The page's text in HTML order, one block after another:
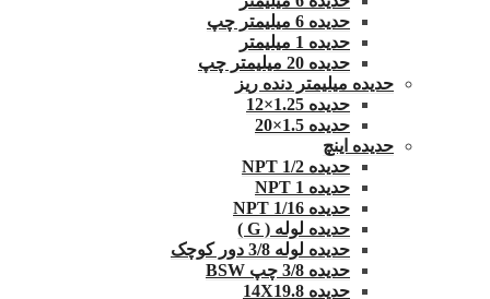
حدیده 6 میلیمتر چپ
حدیده 1 میلیمتر
حدیده 20 میلیمتر چپ
حدیده میلیمتر دنده ریز
حدیده 1.25×12
حدیده 1.5×20
حدیده اینچ
حدیده 1/2 NPT
حدیده NPT 1
حدیده 1/16 NPT
حدیده لوله ( G )
حدیده لوله 3/8 دور کوچک
حدیده 3/8 چپ BSW
حدیده 14X19.8